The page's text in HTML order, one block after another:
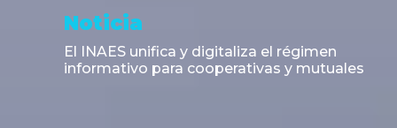
Noticia
El INAES unifica y digitaliza el régimen
informativo para cooperativas y mutuales